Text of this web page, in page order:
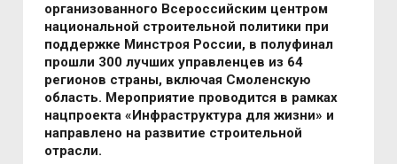
организованного Всероссийским центром
национальной строительной политики при
поддержке Минстроя России, в полуфинал
прошли 300 лучших управленцев из 64
регионов страны, включая Смоленскую
область. Мероприятие проводится в рамках
нацпроекта «Инфраструктура для жизни» и
направлено на развитие строительной
отрасли.